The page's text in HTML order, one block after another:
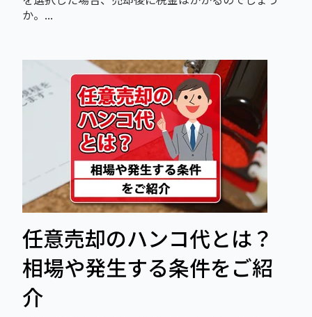
か。...
任意売却のハンコ代とは？
相場や発生する条件をご紹
介